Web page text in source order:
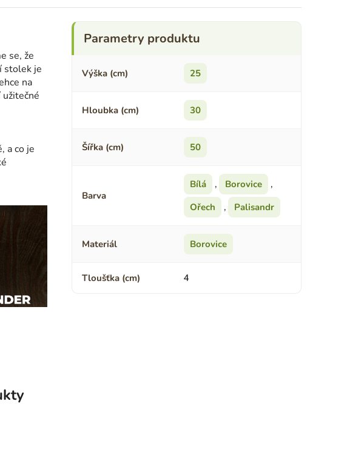
se, že
stolek je
na
a co je
Výška (cm) 25
Hloubka (cm) 30
Šířka (cm) 50
Barva
Bílá , Borovice
,
Ořech
, Palisandr
Materiál Borovice
Tloušťka (cm) 4